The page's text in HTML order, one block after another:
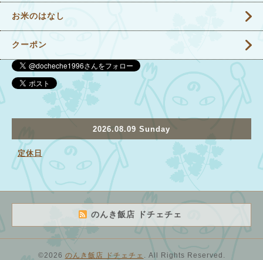
お米のはなし
クーポン
2026.08.09 Sunday
定休日
のんき飯店 ドチェチェ
©2026 のんき飯店 ドチェチェ . All Rights Reserved.